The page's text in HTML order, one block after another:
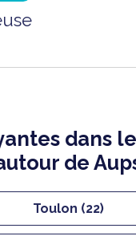
dans
de
Toulon (22)